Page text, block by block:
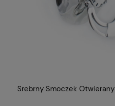
Srebrny Smoczek Otwierany